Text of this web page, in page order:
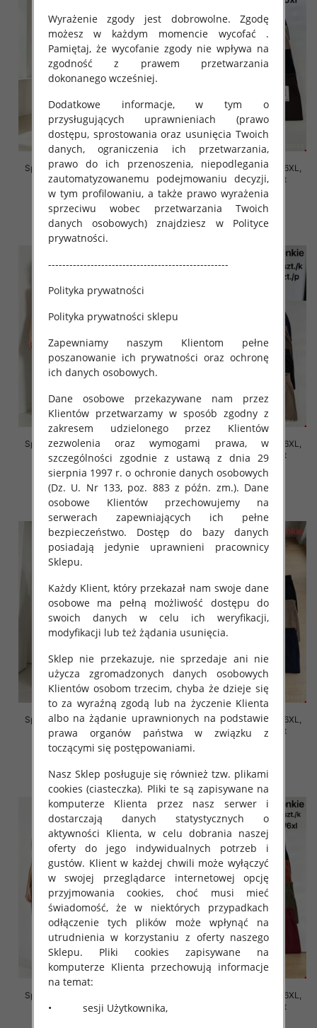
Spodnie damskie Roz 2XL-6XL,
Mix Kolor Paczka 12 szt
16.00 zł
szczegóły
Spodnie damskie Roz 2XL-6XL,
Mix Kolor Paczka 12 szt
16.00 zł
szczegóły
Spodnie damskie Roz 2XL-6XL,
Mix Kolor Paczka 12 szt
16.00 zł
szczegóły
Spodnie damskie Roz 2XL-6XL,
Mix Kolor Paczka 12 szt
16.00 zł
szczegóły
Spodnie damskie Roz 2XL-6XL,
Mix Kolor Paczka 12 szt
16.00 zł
szczegóły
Spodnie damskie Roz 2XL-6XL,
Mix Kolor Paczka 12 szt
szczegóły
Spodnie damskie Roz 2XL-6XL,
Mix Kolor Paczka 12 szt
Spodnie damskie Roz 2XL-6XL,
Mix Kolor Paczka 12 szt
Wyrażenie zgody jest dobrowolne. Zgodę
możesz w każdym momencie wycofać .
Pamiętaj, że wycofanie zgody nie wpływa na
zgodność z prawem przetwarzania
dokonanego wcześniej.
Dodatkowe informacje, w tym o
przysługujących uprawnieniach (prawo
dostępu, sprostowania oraz usunięcia Twoich
danych, ograniczenia ich przetwarzania,
prawo do ich przenoszenia, niepodlegania
zautomatyzowanemu podejmowaniu decyzji,
w tym profilowaniu, a także prawo wyrażenia
sprzeciwu wobec przetwarzania Twoich
danych osobowych) znajdziesz w Polityce
prywatności.
---------------------------------------------------
Polityka prywatności
Polityka prywatności sklepu
Zapewniamy naszym Klientom pełne
poszanowanie ich prywatności oraz ochronę
ich danych osobowych.
Dane osobowe przekazywane nam przez
Klientów przetwarzamy w sposób zgodny z
zakresem udzielonego przez Klientów
zezwolenia oraz wymogami prawa, w
szczególności zgodnie z ustawą z dnia 29
sierpnia 1997 r. o ochronie danych osobowych
(Dz. U. Nr 133, poz. 883 z późn. zm.). Dane
osobowe Klientów przechowujemy na
serwerach zapewniających ich pełne
bezpieczeństwo. Dostęp do bazy danych
posiadają jedynie uprawnieni pracownicy
Sklepu.
Każdy Klient, który przekazał nam swoje dane
osobowe ma pełną możliwość dostępu do
swoich danych w celu ich weryfikacji,
modyfikacji lub też żądania usunięcia.
Sklep nie przekazuje, nie sprzedaje ani nie
użycza zgromadzonych danych osobowych
Klientów osobom trzecim, chyba że dzieje się
to za wyraźną zgodą lub na życzenie Klienta
albo na żądanie uprawnionych na podstawie
prawa organów państwa w związku z
toczącymi się postępowaniami.
Nasz Sklep posługuje się również tzw. plikami
cookies (ciasteczka). Pliki te są zapisywane na
komputerze Klienta przez nasz serwer i
dostarczają danych statystycznych o
aktywności Klienta, w celu dobrania naszej
oferty do jego indywidualnych potrzeb i
gustów. Klient w każdej chwili może wyłączyć
w swojej przeglądarce internetowej opcję
przyjmowania cookies, choć musi mieć
świadomość, że w niektórych przypadkach
odłączenie tych plików może wpłynąć na
utrudnienia w korzystaniu z oferty naszego
Sklepu. Pliki cookies zapisywane na
komputerze Klienta przechowują informacje
na temat:
• sesji Użytkownika,